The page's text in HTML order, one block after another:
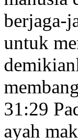
berjaga-
untuk
31:29
ayah